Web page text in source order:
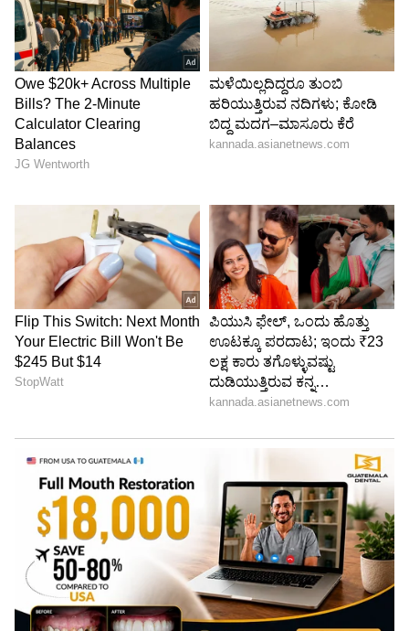
5
7
Image Credit :
ಅಸಲಿಯತ್ತೇ ಬೇರೆ
ನೀವು ನೋಡಿದಂತೆ ಶಿಲ್ಪಾ ಶೆಟ್ಟಿ ಯೋಗ ಪಟು ನಿಜ. ಆದರೆ
ಯೋಗ ಮಾಡಿದ ತಕ್ಷಣ ಎಲ್ಲರ ಅದರಲ್ಲಿಯೂ ಹೆಚ್ಚಾಗಿ
ಮಗುವಾದ ಮೇಲೆ ಹೆಂಗಸರ ಸೊಂಟ ಹೀಗೆ ಇರುವುದು
ನೈಸರ್ಗಿಕ ಕ್ರಿಯೆ ಅಲ್ಲ. ಮಗುವಾದ ಮೇಲೆ ದೇಹದಲ್ಲಿ ಆಗುವ
ಬದಲಾವಣೆಯಿಂದ ಯೋಗಾಭ್ಯಾಸ ಮಾಡಿದರೆ ಫಿಟ್​
ಆಗಿರಬಹುದು. ಆದರೆ ನಟಿಯರು ಈ ರೀತಿಯಲ್ಲಿ
ಕಾಣಿಸಿಕೊಳ್ಳುವ ಹಿಂದೆ ಇರೋದು ಬೇರೆಯದ್ದೇ ಎಂದಿದ್ದಾರೆ
ಡಾಕ್ಟರ್​.